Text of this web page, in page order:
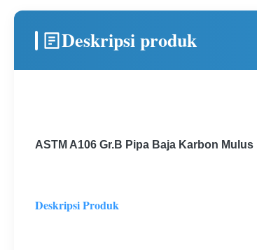
Deskripsi produk
ASTM A106 Gr.B Pipa Baja Karbon
Deskripsi Produk